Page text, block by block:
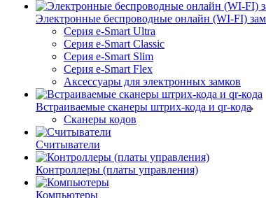
Электронные беспроводные онлайн (WI-FI)
Серия e-Smart Ultra
Серия e-Smart Classic
Серия e-Smart Slim
Серия e-Smart Flex
Аксессуары для электронных замков
Встраиваемые сканеры штрих-кода и qr-кода
Сканеры кодов
Считыватели
Контроллеры (платы управления)
Компьютеры